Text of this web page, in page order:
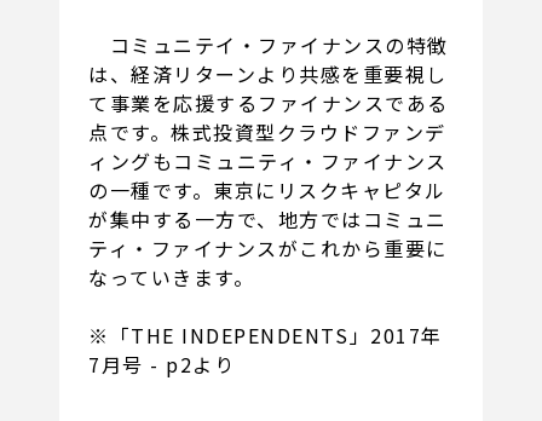
コミュニテイ・ファイナンスの特徴
は、経済リターンより共感を重要視し
て事業を応援するファイナンスである
点です。株式投資型クラウドファンデ
ィングもコミュニティ・ファイナンス
の一種です。東京にリスクキャピタル
が集中する一方で、地方ではコミュニ
ティ・ファイナンスがこれから重要に
なっていきます。
※「THE INDEPENDENTS」2017年
7月号 - p2より